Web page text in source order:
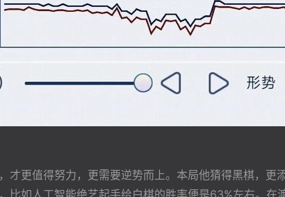
更值得努力，更需要逆势而上。本局他猜得黑棋，更
比如人工智能绝艺起手给白棋的胜率便是63%左右。